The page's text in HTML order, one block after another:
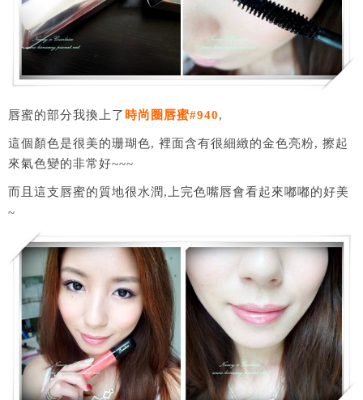
唇蜜的部分我換上了 時尚圈唇蜜#940,
這個顏色是很美的珊瑚色, 裡面含有很細緻的金色亮粉, 擦起
來氣色變的非常好~~~
而且這支唇蜜的質地很水潤,上完色嘴唇會看起來嘟嘟的好美
~